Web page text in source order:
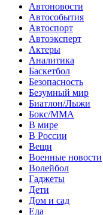
Автоновости
Автособытия
Автоспорт
Автоэксперт
Актеры
Аналитика
Баскетбол
Безопасность
Безумный мир
Биатлон/Лыжи
Бокс/MMA
В мире
В России
Вещи
Военные новости
Волейбол
Гаджеты
Дети
Дом и сад
Еда